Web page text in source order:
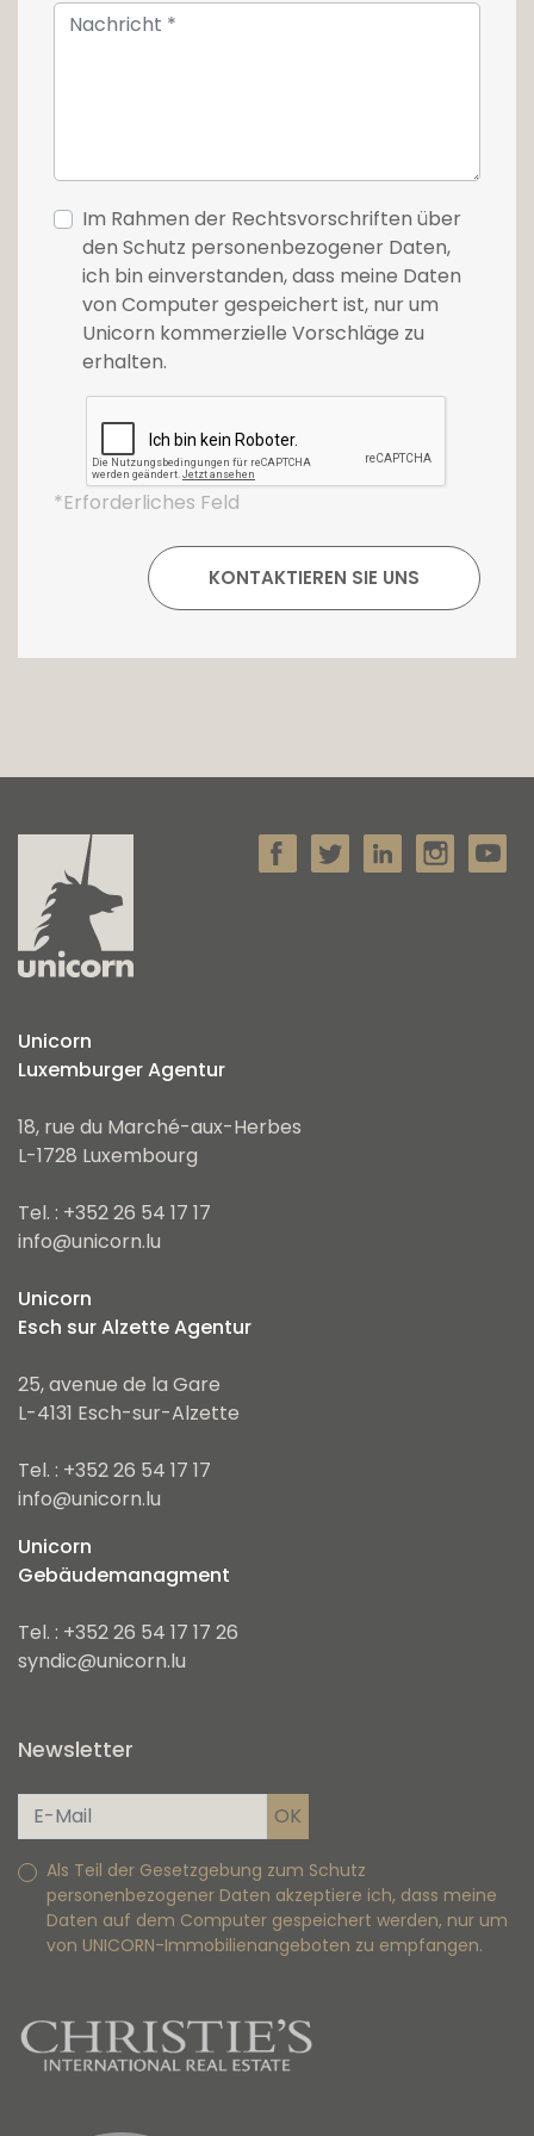
Im Rahmen der Rechtsvorschriften über
den Schutz personenbezogener Daten,
ich bin einverstanden, dass meine Daten
von Computer gespeichert ist, nur um
Unicorn kommerzielle Vorschläge zu
erhalten.
*Erforderliches Feld
Unicorn
Luxemburger Agentur
18, rue du Marché-aux-Herbes
L-1728 Luxembourg
Tel. : +352 26 54 17 17
info@unicorn.lu
Unicorn
Esch sur Alzette Agentur
25, avenue de la Gare
L-4131 Esch-sur-Alzette
Tel. : +352 26 54 17 17
info@unicorn.lu
Unicorn
Gebäudemanagment
Tel. : +352 26 54 17 17 26
syndic@unicorn.lu
Newsletter
Als Teil der Gesetzgebung zum Schutz
personenbezogener Daten akzeptiere ich, dass meine
Daten auf dem Computer gespeichert werden, nur um
von UNICORN-Immobilienangeboten zu empfangen.